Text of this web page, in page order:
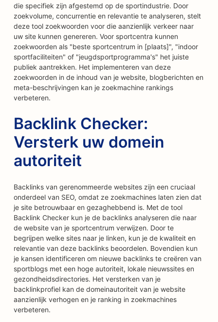
die specifiek zijn afgestemd op de sportindustrie. Door
zoekvolume, concurrentie en relevantie te analyseren, stelt
deze tool zoekwoorden voor die aanzienlijk verkeer naar
uw site kunnen genereren. Voor sportcentra kunnen
zoekwoorden als "beste sportcentrum in [plaats]", "indoor
sportfaciliteiten" of "jeugdsportprogramma's" het juiste
publiek aantrekken. Het implementeren van deze
zoekwoorden in de inhoud van je website, blogberichten en
meta-beschrijvingen kan je zoekmachine rankings
verbeteren.
Backlink Checker:
Versterk uw domein
autoriteit
Backlinks van gerenommeerde websites zijn een cruciaal
onderdeel van SEO, omdat ze zoekmachines laten zien dat
je site betrouwbaar en gezaghebbend is. Met de tool
Backlink Checker kun je de backlinks analyseren die naar
de website van je sportcentrum verwijzen. Door te
begrijpen welke sites naar je linken, kun je de kwaliteit en
relevantie van deze backlinks beoordelen. Bovendien kun
je kansen identificeren om nieuwe backlinks te creëren van
sportblogs met een hoge autoriteit, lokale nieuwssites en
gezondheidsdirectories. Het versterken van je
backlinkprofiel kan de domeinautoriteit van je website
aanzienlijk verhogen en je ranking in zoekmachines
verbeteren.